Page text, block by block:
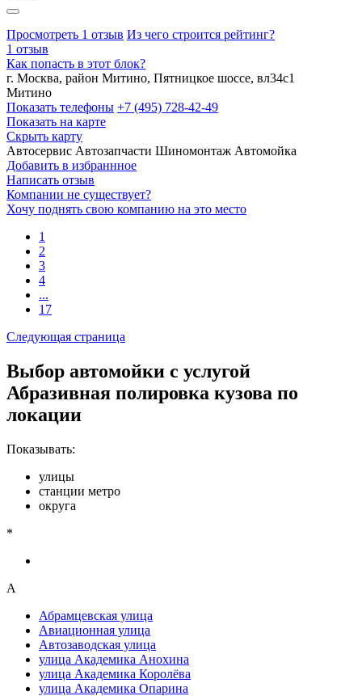
Просмотреть 1 отзыв Из чего строится рейтинг?
1 отзыв
Как попасть в этот блок?
г. Москва, район Митино, Пятницкое шоссе, вл34с1
Митино
Показать телефоны +7 (495) 728-42-49
Показать на карте
Скрыть карту
Автосервис Автозапчасти Шиномонтаж Автомойка
Добавить в избраннное
Написать отзыв
Компании не существует?
Хочу поднять свою компанию на это место
1
2
3
4
...
17
Следующая страница
Выбор автомойки с услугой
Абразивная полировка кузова по
локации
Показывать:
улицы
станции метро
округа
*
А
Абрамцевская улица
Авиационная улица
Автозаводская улица
улица Академика Анохина
улица Академика Королёва
улица Академика Опарина